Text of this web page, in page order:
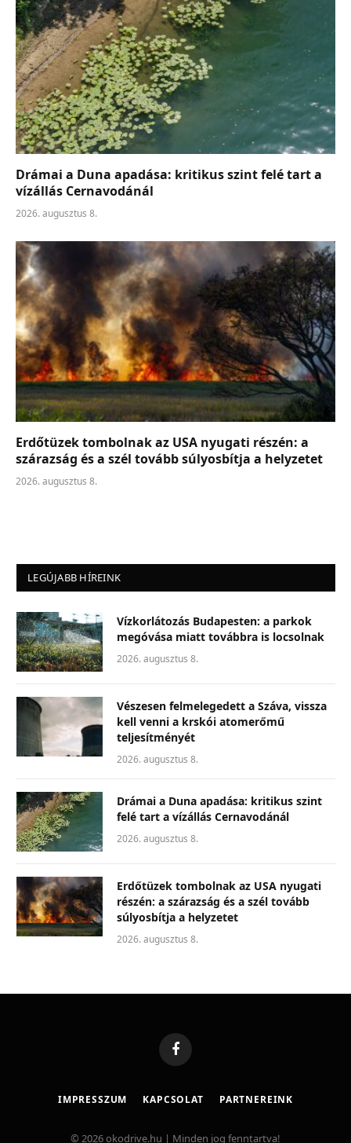
Drámai a Duna apadása: kritikus szint felé tart a
vízállás Cernavodánál
2026. augusztus 8.
Erdőtüzek tombolnak az USA nyugati részén: a
szárazság és a szél tovább súlyosbítja a helyzetet
2026. augusztus 8.
LEGÚJABB HÍREINK
Vízkorlátozás Budapesten: a parkok
megóvása miatt továbbra is locsolnak
2026. augusztus 8.
Vészesen felmelegedett a Száva, vissza
kell venni a krskói atomerőmű
teljesítményét
2026. augusztus 8.
Drámai a Duna apadása: kritikus szint
felé tart a vízállás Cernavodánál
2026. augusztus 8.
Erdőtüzek tombolnak az USA nyugati
részén: a szárazság és a szél tovább
súlyosbítja a helyzetet
2026. augusztus 8.
Facebook
IMPRESSZUM KAPCSOLAT PARTNEREINK
© 2026 okodrive.hu | Minden jog fenntartva!